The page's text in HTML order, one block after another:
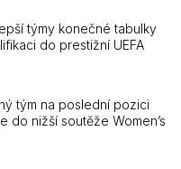
týmy konečné tabulky
do prestižní UEFA
tým na poslední pozici
do nižší soutěže Women’s